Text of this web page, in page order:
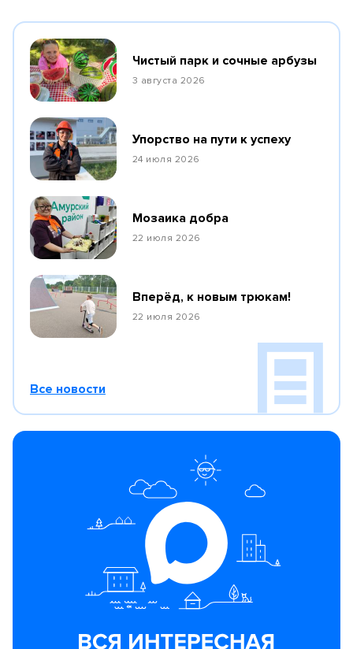
Чистый парк и сочные арбузы
3 августа 2026
Упорство на пути к успеху
24 июля 2026
Мозаика добра
22 июля 2026
Вперёд, к новым трюкам!
22 июля 2026
Все новости